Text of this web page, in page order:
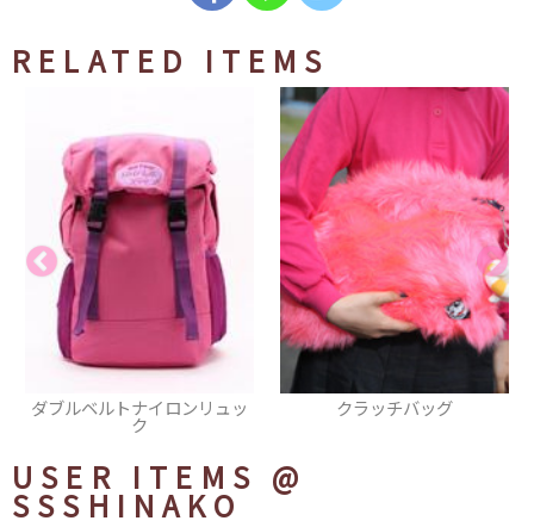
RELATED ITEMS
クラッチバッグ パスケース
USER ITEMS @
SSSHINAKO